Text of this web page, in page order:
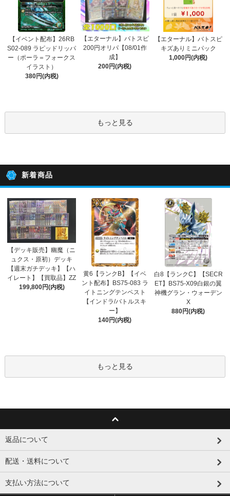
【イベント配布】26RB
S02-089 ラピッドリッパ
ー（ポーラ＝フォークス
イラスト）
380円(内税)
【エターナル】バトスピ
200円オリパ【08/01作
成】
200円(内税)
【エターナル】バトスピ
キズありミニパック
1,000円(内税)
もっと見る
新着商品
【デッキ販売】幽魔（ニ
ュクス・原初）デッキ
【週末ガチデッキ】【ハ
イレート】【買取品】ZZ
199,800円(内税)
黄6【ランクB】【イベ
ント配布】BS75-083 ラ
イトニングテンペスト
【インドラ/バトルスキ
ー】
140円(内税)
白8【ランクC】【SECR
ET】BS75-X09白銀の翼
神機グラン・ウォーデン
X
880円(内税)
もっと見る
返品について
配送・送料について
支払い方法について